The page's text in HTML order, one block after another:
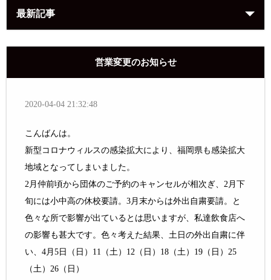
最新記事
営業変更のお知らせ
2020-04-04 21:32:48
こんばんは。
新型コロナウィルスの感染拡大により、福岡県も感染拡大
地域となってしまいました。
2月仲前頃から団体のご予約のキャンセルが相次ぎ、2月下
旬には小中高の休校要請。3月末からは外出自粛要請。と
色々な所で影響が出ているとは思いますが、私達飲食店へ
の影響も甚大です。色々考えた結果、土日の外出自粛に伴
い、4月5日（日）11（土）12（日）18（土）19（日）25
（土）26（日）